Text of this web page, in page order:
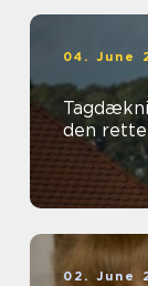
04. June
den
02. June